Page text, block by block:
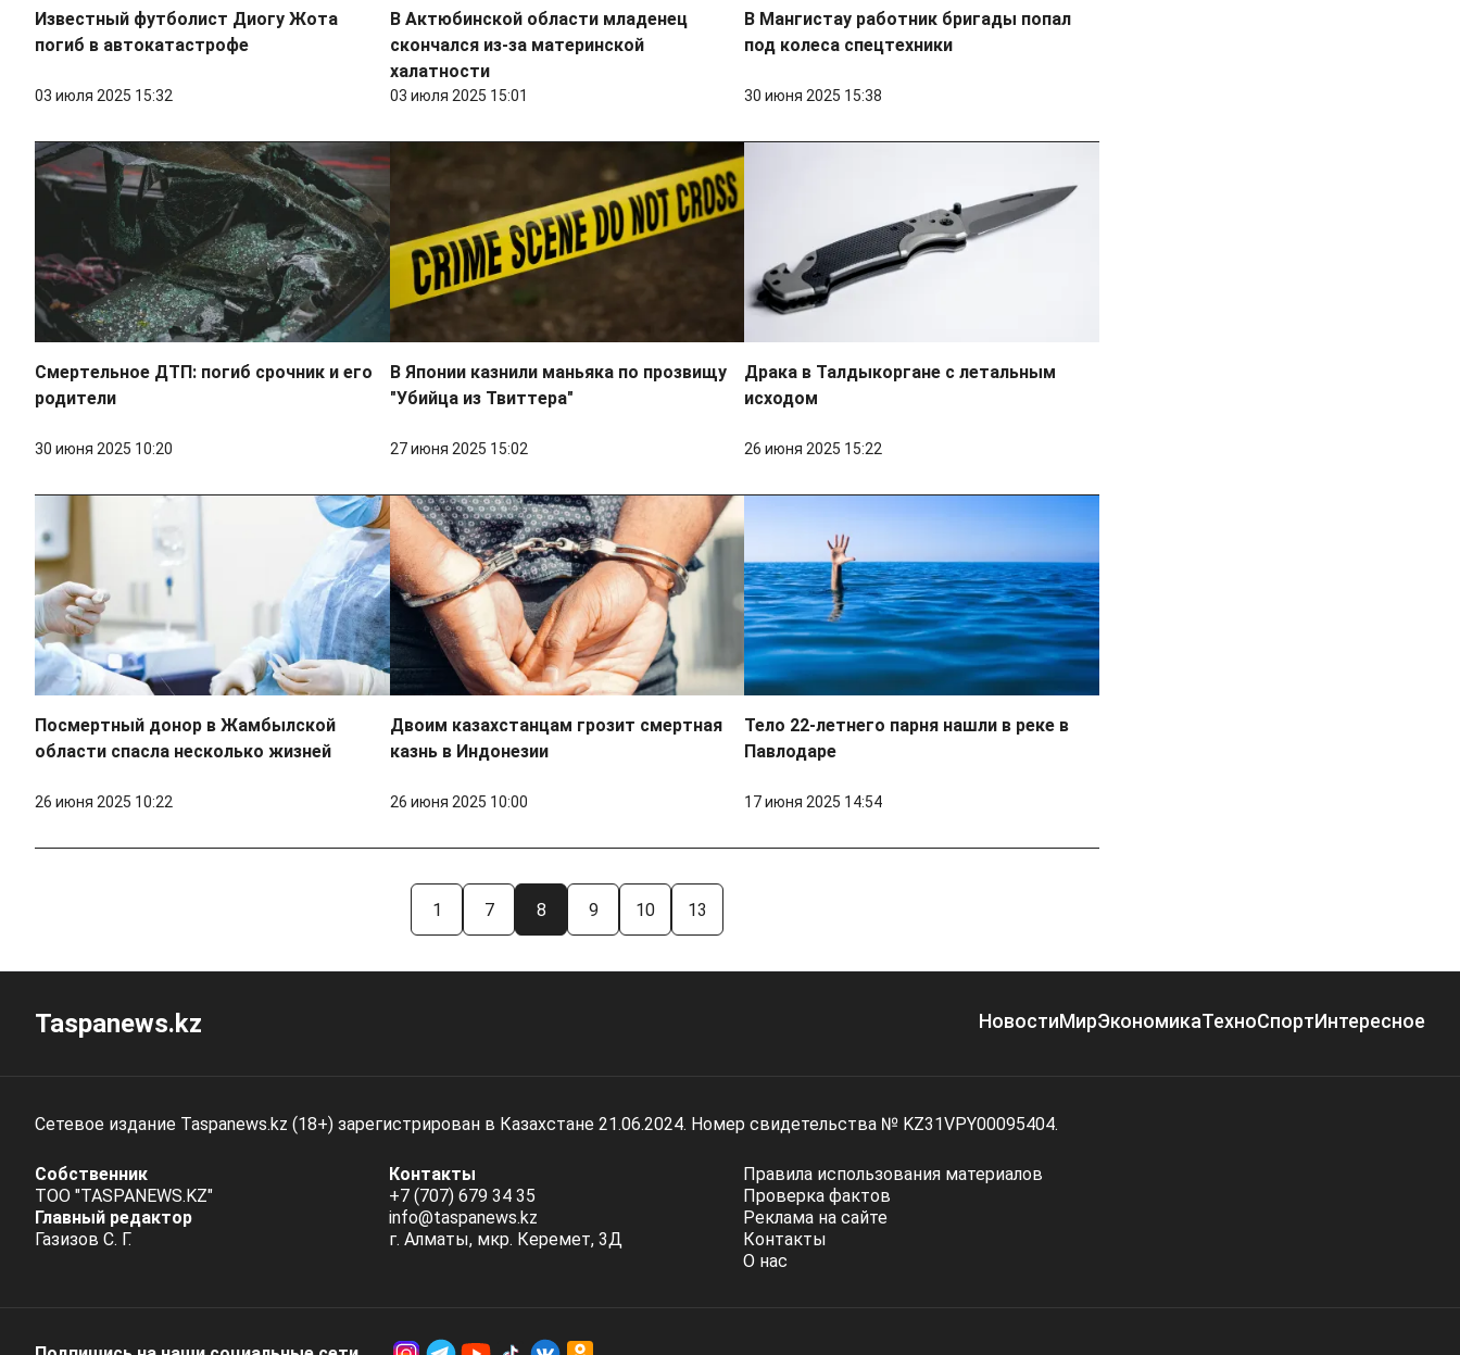
Известный футболист Диогу Жота
погиб в автокатастрофе
03 июля 2025 15:32
В Актюбинской области младенец
скончался из-за материнской
халатности
03 июля 2025 15:01
В Мангистау работник бригады попал
под колеса спецтехники
30 июня 2025 15:38
Смертельное ДТП: погиб срочник и его
родители
30 июня 2025 10:20
В Японии казнили маньяка по прозвищу
"Убийца из Твиттера"
27 июня 2025 15:02
Драка в Талдыкоргане с летальным
исходом
26 июня 2025 15:22
Посмертный донор в Жамбылской
области спасла несколько жизней
26 июня 2025 10:22
Двоим казахстанцам грозит смертная
казнь в Индонезии
26 июня 2025 10:00
Тело 22-летнего парня нашли в реке в
Павлодаре
17 июня 2025 14:54
1 7 8 9 10 13
Taspanews.kz НовостиМирЭкономикаТехноСпортИнтересное
Сетевое издание Taspanews.kz (18+) зарегистрирован в Казахстане 21.06.2024. Номер свидетельства № KZ31VPY00095404.
Собственник
ТОО "TASPANEWS.KZ"
Главный редактор
Газизов С. Г.
Контакты
+7 (707) 679 34 35
info@taspanews.kz
г. Алматы, мкр. Керемет, 3Д
Правила использования материалов
Проверка фактов
Реклама на сайте
Контакты
О нас